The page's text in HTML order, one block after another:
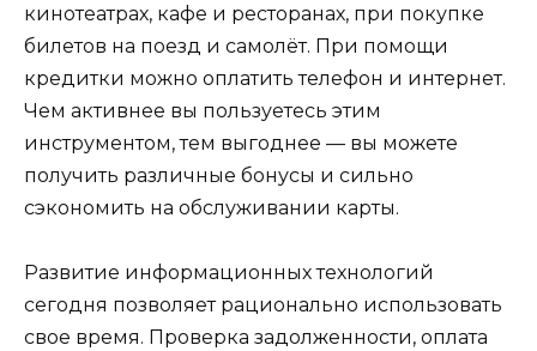
кинотеатрах, кафе и ресторанах, при покупке
билетов на поезд и самолёт. При помощи
кредитки можно оплатить телефон и интернет.
Чем активнее вы пользуетесь этим
инструментом, тем выгоднее — вы можете
получить различные бонусы и сильно
сэкономить на обслуживании карты.
Развитие информационных технологий
сегодня позволяет рационально использовать
свое время. Проверка задолженности, оплата